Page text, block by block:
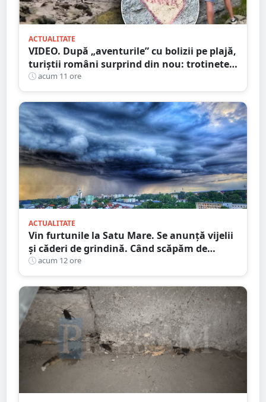
ACTUALITATE
VIDEO. După „aventurile” cu bolizii pe plajă,
turiștii români surprind din nou: trotinete
pe Bucegi și declarații de dragoste pe stânci
acum 11 ore
ACTUALITATE
Vin furtunile la Satu Mare. Se anunță vijelii
și căderi de grindină. Când scăpăm de
caniculă
acum 12 ore